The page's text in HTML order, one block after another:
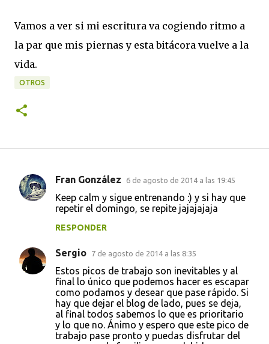
Vamos a ver si mi escritura va cogiendo ritmo a
la par que mis piernas y esta bitácora vuelve a la
vida.
OTROS
C
n
t
Fran González 6 de agosto de 2014 a las 19:45
Keep calm y sigue entrenando :) y si hay que
repetir el domingo, se repite jajajajaja
RESPONDER
Sergio 7 de agosto de 2014 a las 8:35
Estos picos de trabajo son inevitables y al
final lo único que podemos hacer es escapar
como podamos y desear que pase rápido. Si
hay que dejar el blog de lado, pues se deja,
al final todos sabemos lo que es prioritario
y lo que no. Ánimo y espero que este pico de
trabajo pase pronto y puedas disfrutar del